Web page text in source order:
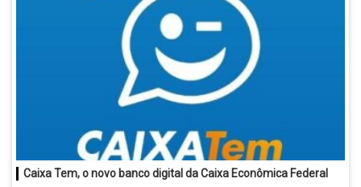
Caixa Tem, o novo banco digital da Caixa Econômica Federal